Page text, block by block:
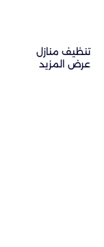
تنظيف منازل
عرض المزيد